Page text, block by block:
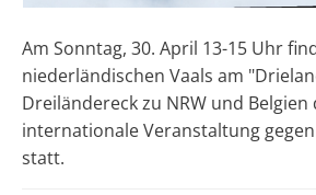
Am Sonntag, 30. April 13-15 Uhr
niederländischen Vaals am
Dreiländereck zu NRW und Belgien
internationale Veranstaltung
statt.